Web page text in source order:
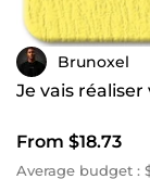
Brunoxel
Je vais
From $18.73
Average budget :